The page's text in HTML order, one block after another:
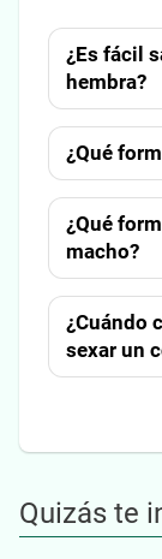
¿Es fácil
hembra?
¿Qué
¿Qué
macho?
¿Cuándo
sexar un
Quizás te